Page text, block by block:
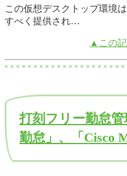
この仮想デスクトップ環境
すべく提供され…
▲この
打刻フリー勤怠
勤怠」、「Cisco